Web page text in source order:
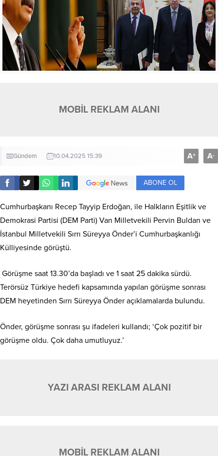
MOBİL REKLAM ALANI
Gündem 10.04.2025 15:39 A+ A-
ABONE OL
Cumhurbaşkanı Recep Tayyip Erdoğan, ile Halkların Eşitlik ve
Demokrasi Partisi (DEM Parti) Van Milletvekili Pervin Buldan ve
İstanbul Milletvekili Sırrı Süreyya Önder’i Cumhurbaşkanlığı
Külliyesinde görüştü.
Görüşme saat 13.30’da başladı ve 1 saat 25 dakika sürdü.
Terörsüz Türkiye hedefi kapsamında yapılan görüşme sonrası
DEM heyetinden Sırrı Süreyya Önder açıklamalarda bulundu.
Önder, görüşme sonrası şu ifadeleri kullandı; ‘Çok pozitif bir
görüşme oldu. Çok daha umutluyuz.’
YAZI ARASI REKLAM ALANI
MOBİL REKLAM ALANI